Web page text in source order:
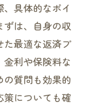
具体的なポイ
ずは、自身の収
た最適な返済プ
利や保険料な
の質問も効果的
についても確